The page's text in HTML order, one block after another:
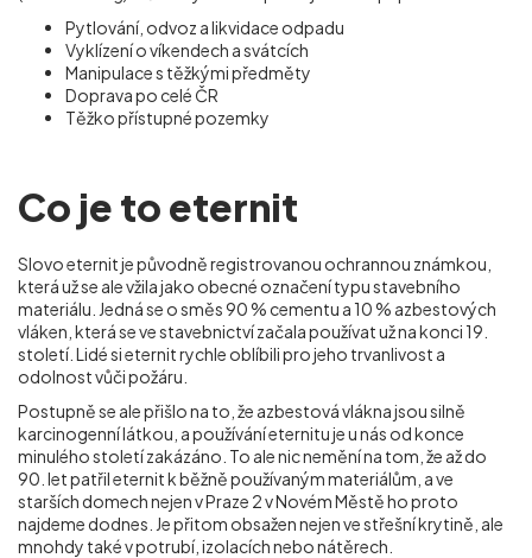
Pytlování, odvoz a likvidace odpadu
Vyklízení o víkendech a svátcích
Manipulace s těžkými předměty
Doprava po celé ČR
Těžko přístupné pozemky
Co je to eternit
Slovo eternit je původně registrovanou ochrannou známkou,
která už se ale vžila jako obecné označení typu stavebního
materiálu. Jedná se o směs 90 % cementu a 10 % azbestových
vláken, která se ve stavebnictví začala používat už na konci 19.
století. Lidé si eternit rychle oblíbili pro jeho trvanlivost a
odolnost vůči požáru.
Postupně se ale přišlo na to, že azbestová vlákna jsou silně
karcinogenní látkou, a používání eternitu je u nás od konce
minulého století zakázáno. To ale nic nemění na tom, že až do
90. let patřil eternit k běžně používaným materiálům, a ve
starších domech nejen v Praze 2 v Novém Městě ho proto
najdeme dodnes. Je přitom obsažen nejen ve střešní krytině, ale
mnohdy také v potrubí, izolacích nebo nátěrech.